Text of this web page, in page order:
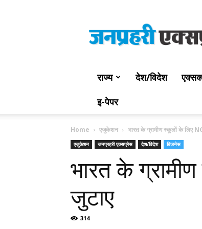
Prahari
Express
राज्य देश/विदेश
इ-पेपर
Home एजुकेशन भारत के ग्रामीण स्कूलों के लिए
एजुकेशन जनप्रहरी एक्सप्रेस देश/विदेश बिजनेस
भारत के
जुटाए
314